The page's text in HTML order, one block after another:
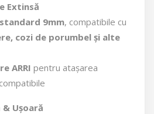
Extinsă
9mm, compatibile cu
cozi de porumbel și alte
ARRI pentru atașarea
Ușoară